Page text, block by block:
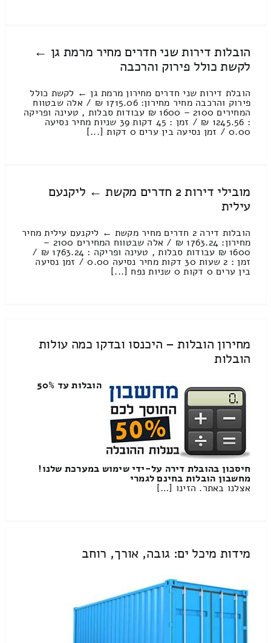
הובלות דירות שני חדרים מחיר מרמת גן ←
לקשת כולל פירוק והרכבה
הובלת דירות שני חדרים מחירון מרמת גן ← לקשת כולל
פירוק והרכבה מחיר מחירון: 1715.06 ₪ / אלה שבטווח
המחירים 2100 – 1600 ₪ עבודות סבלות , טעינה ופריקה
: 1245.56 ₪ / זמן : 45 דקות 39 שניות מחיר נסיעה
0.00 / זמן נסיעה בין ערים 0 דקות [...]
מובילי דירות 2 חדרים מקשת ← ליקנעם
עילית
הובלות דירה 2 חדרים מחיר מקשת ← ליקנעם עילית מחיר
מחירון: 1763.24 ₪ / אלה שבטווח המחירים 2100 –
1600 ₪ עבודות סבלות , טעינה ופריקה : 1763.24 ₪ /
זמן : 2 שעות 30 דקות מחיר נסיעה 0.00 / זמן נסיעה
בין ערים 0 דקות 0 שניות נפח [...]
מחירון הובלות – היכנסו ובדקו כמה עולות
הובלות
הובלות עד 50%
חיסכון בהובלת דירה על-ידי שימוש במערכת שלנו!
מחשבון הובלות בחינם לגמרי
אצלנו באתר. הזינו […]
מידות מיכל ים: גובה, אורך, רוחב